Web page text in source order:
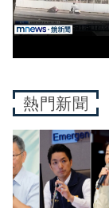
熱門新聞